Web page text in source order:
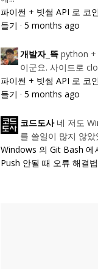
파이썬 + 빗썸 API 로 코
들기 · 5 months ago
개발자_뜩 python
이군요. 사이드로
파이썬 + 빗썸 API 로 코
들기 · 5 months ago
코드도사 네 저도
를 쓸일이 많지 않았
Windows 의 Git Bash 에
Push 안될 때 오류 해결법